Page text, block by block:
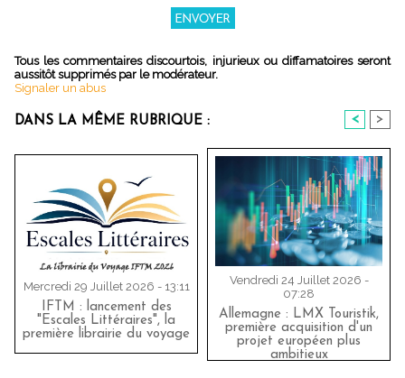
Tous les commentaires discourtois, injurieux ou diffamatoires seront
aussitôt supprimés par le modérateur.
Signaler un abus
DANS LA MÊME RUBRIQUE : < >
Mercredi 29 Juillet 2026 - 13:11
IFTM : lancement des
"Escales Littéraires", la
première librairie du voyage
Vendredi 24 Juillet 2026 -
07:28
Allemagne : LMX Touristik,
première acquisition d'un
projet européen plus
ambitieux